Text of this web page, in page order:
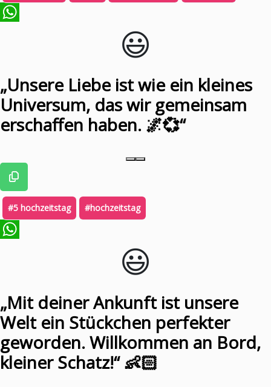
😃️
„Unsere Liebe ist wie ein kleines
Universum, das wir gemeinsam
erschaffen haben. 🌌💞“
#5 hochzeitstag #hochzeitstag
😃️
„Mit deiner Ankunft ist unsere
Welt ein Stückchen perfekter
geworden. Willkommen an Bord,
kleiner Schatz!“ 👶🏻